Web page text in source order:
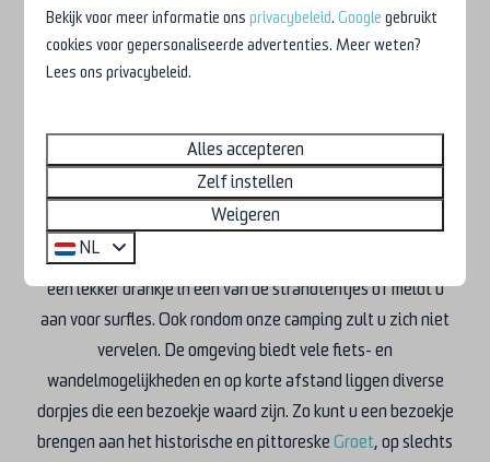
De Watersnip is dé
vakantiebestemming voor in de
Dankzij de ligging in het toeristische Petten en op slechts 1
kilometer van het strand is Camping De Watersnip de ideale
vakantiebestemming voor in de zomer. Op het strand is van
alles te beleven; speel een potje beachvolleybal, geniet van
een lekker drankje in een van de strandtentjes of meldt u
aan voor surfles. Ook rondom onze camping zult u zich niet
vervelen. De omgeving biedt vele fiets- en
wandelmogelijkheden en op korte afstand liggen diverse
dorpjes die een bezoekje waard zijn. Zo kunt u een bezoekje
brengen aan het historische en pittoreske Groet, op slechts
Bekijk voor meer informatie onsprivacybeleid.Google gebruikt
cookies voor gepersonaliseerde advertenties. Meer weten?
Lees ons privacybeleid.
Alles accepteren
Zelf instellen
Weigeren
NL